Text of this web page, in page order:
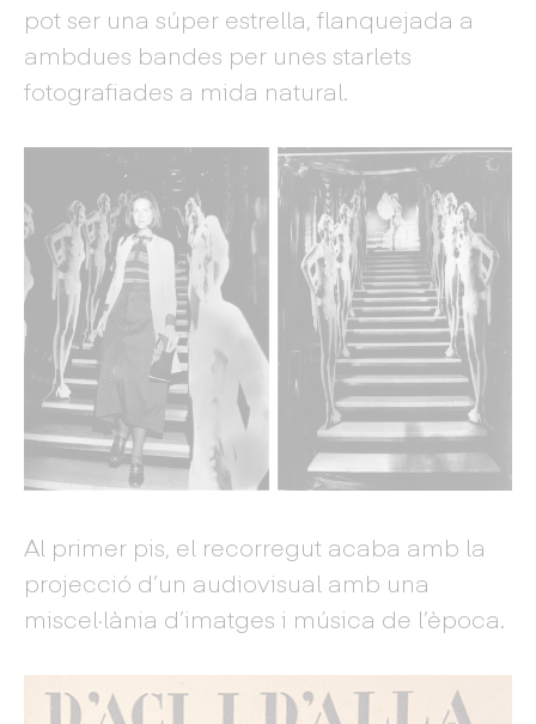
pot ser una súper estrella, flanquejada a
ambdues bandes per unes starlets
fotografiades a mida natural.
Al primer pis, el recorregut acaba amb la
projecció d’un audiovisual amb una
miscel·lània d’imatges i música de l’època.